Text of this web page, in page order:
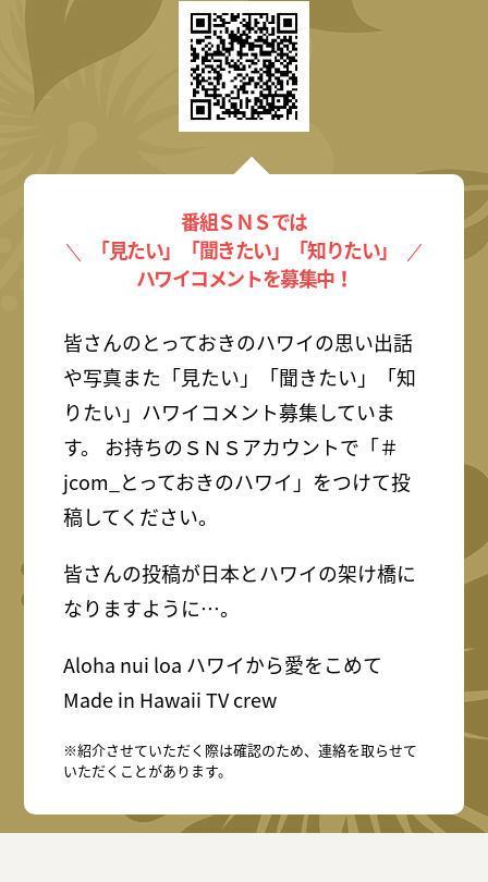
番組ＳＮＳでは
「見たい」「聞きたい」「知りたい」
ハワイコメントを募集中！
皆さんのとっておきのハワイの思い出話
や写真また「見たい」「聞きたい」「知
りたい」ハワイコメント募集していま
す。 お持ちのＳＮＳアカウントで「＃
jcom_とっておきのハワイ」をつけて投
稿してください。
皆さんの投稿が日本とハワイの架け橋に
なりますように…。
Aloha nui loa ハワイから愛をこめて
Made in Hawaii TV crew
※紹介させていただく際は確認のため、連絡を取らせて
いただくことがあります。